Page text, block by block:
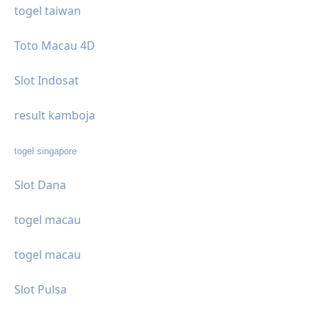
togel taiwan
Toto Macau 4D
Slot Indosat
result kamboja
togel singapore
Slot Dana
togel macau
togel macau
Slot Pulsa